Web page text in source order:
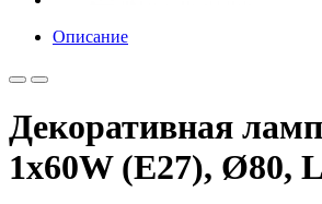
Описание
Декоративная
1х60W (E27), Ø80,